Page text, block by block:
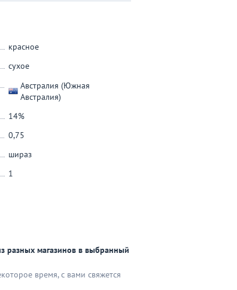
красное
сухое
Австралия (Южная
Австралия)
14%
0,75
шираз
1
разных магазинов в выбранный
время, с вами свяжется